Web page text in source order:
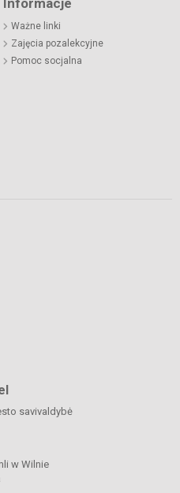
Ważne linki
Zajęcia pozalekcyjne
Pomoc socjalna
savivaldybė
w Wilnie